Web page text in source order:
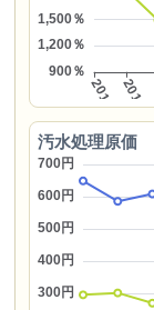
汚水処理原価